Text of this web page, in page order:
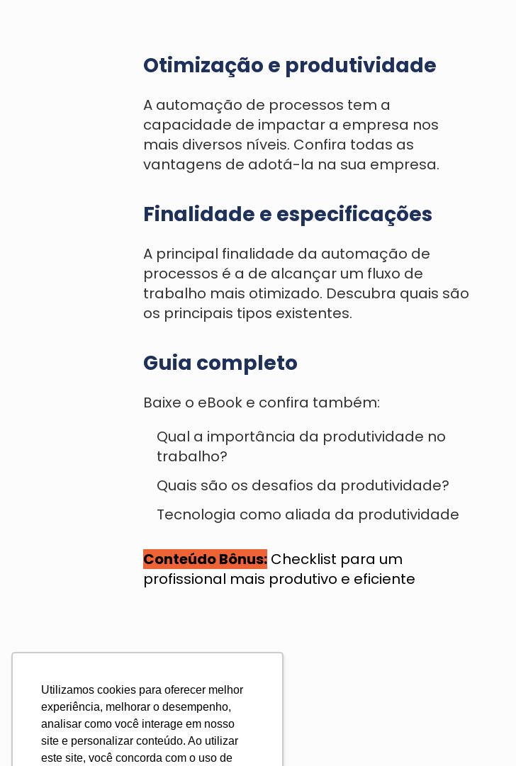
Utilizamos cookies para oferecer melhor
experiência, melhorar o desempenho,
analisar como você interage em nosso
site e personalizar conteúdo. Ao utilizar
este site, você concorda com o uso de
Otimização e produtividade
A automação de processos tem a
capacidade de impactar a empresa nos
mais diversos níveis. Confira todas as
vantagens de adotá-la na sua empresa.
Finalidade e especificações
A principal finalidade da automação de
processos é a de alcançar um fluxo de
trabalho mais otimizado. Descubra quais são
os principais tipos existentes.
Guia completo
Baixe o eBook e confira também:
Qual a importância da produtividade no
trabalho?
Quais são os desafios da produtividade?
Tecnologia como aliada da produtividade
Conteúdo Bônus: Checklist para um
profissional mais produtivo e eficiente